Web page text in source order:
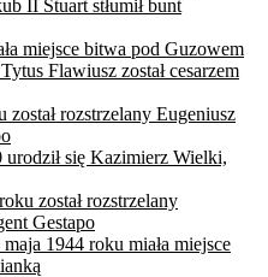
II Stuart stłumił bunt
miejsce bitwa pod Guzowem
Flawiusz został cesarzem
został rozstrzelany Eugeniusz
się Kazimierz Wielki,
został rozstrzelany
Gestapo
1944 roku miała miejsce